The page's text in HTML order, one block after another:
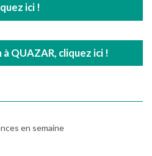
ici !
QUAZAR, cliquez ici !
en semaine